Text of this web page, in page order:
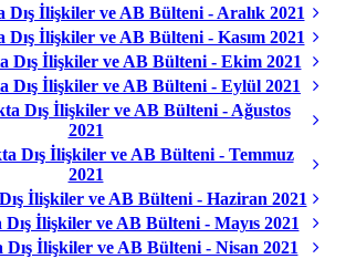
Dış İlişkiler ve AB Bülteni - Aralık 2021
Dış İlişkiler ve AB Bülteni - Kasım 2021
Dış İlişkiler ve AB Bülteni - Ekim 2021
Dış İlişkiler ve AB Bülteni - Eylül 2021
Dış İlişkiler ve AB Bülteni - Ağustos
2021
Dış İlişkiler ve AB Bülteni - Temmuz
2021
Dış İlişkiler ve AB Bülteni - Haziran 2021
Dış İlişkiler ve AB Bülteni - Mayıs 2021
Dış İlişkiler ve AB Bülteni - Nisan 2021